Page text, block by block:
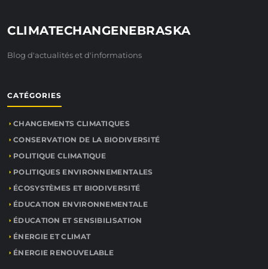
CLIMATECHANGENEBRASKA
Blog d'actualités et d'informations
CATÉGORIES
CHANGEMENTS CLIMATIQUES
CONSERVATION DE LA BIODIVERSITÉ
POLITIQUE CLIMATIQUE
POLITIQUES ENVIRONNEMENTALES
ÉCOSYSTÈMES ET BIODIVERSITÉ
ÉDUCATION ENVIRONNEMENTALE
ÉDUCATION ET SENSIBILISATION
ÉNERGIE ET CLIMAT
ÉNERGIE RENOUVELABLE